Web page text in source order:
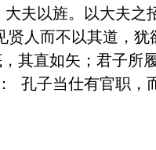
夫以旌。以大夫之
人而不以其道，犹
其直如矢；君子